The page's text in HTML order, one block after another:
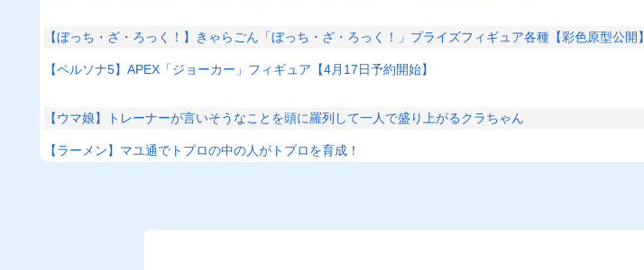
【ぼっち・ざ・ろっく！】きゃらごん「ぼっち・ざ・ろっく！」プライズフィギュア各種【彩色原型公開】
【ペルソナ5】APEX「ジョーカー」フィギュア【4月17日予約開始】
【ウマ娘】トレーナーが言いそうなことを頭に羅列して一人で盛り上がるクラちゃん
【ラーメン】マユ通でトプロの中の人がトプロを育成！